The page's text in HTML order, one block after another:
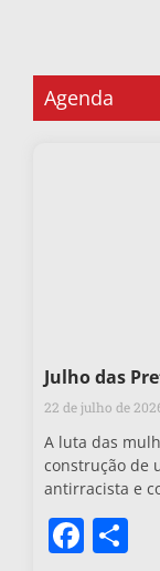
Agenda
Julho das
22 de julho de
A luta das
construção de
antirracista e